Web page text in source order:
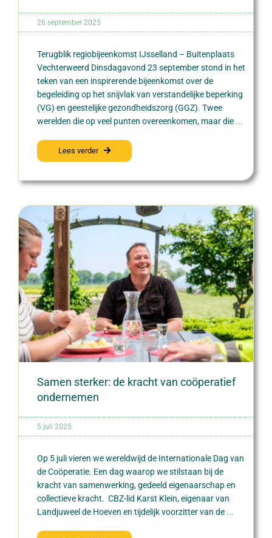
26 september 2025
​Terugblik regiobijeenkomst IJsselland – Buitenplaats
Vechterweerd Dinsdagavond 23 september stond in het
teken van een inspirerende bijeenkomst over de
begeleiding op het snijvlak van verstandelijke beperking
(VG) en geestelijke gezondheidszorg (GGZ). Twee
werelden die op veel punten overeenkomen, maar die ...
Lees verder
Samen sterker: de kracht van coöperatief
ondernemen
5 juli 2025
Op 5 juli vieren we wereldwijd de Internationale Dag van
de Coöperatie. Een dag waarop we stilstaan bij de
kracht van samenwerking, gedeeld eigenaarschap en
collectieve kracht. CBZ-lid Karst Klein, eigenaar van
Landjuweel de Hoeven en tijdelijk voorzitter van de ...